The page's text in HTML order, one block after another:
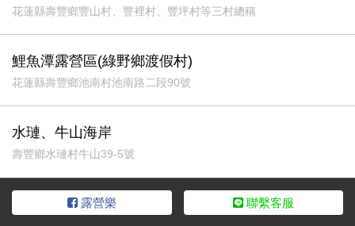
花蓮縣壽豐鄉豐山村、豐裡村、豐坪村等三村總稱
鯉魚潭露營區(綠野鄉渡假村)
花蓮縣壽豐鄉池南村池南路二段90號
水璉、牛山海岸
壽豐鄉水璉村牛山39-5號
露營樂 聯繫客服